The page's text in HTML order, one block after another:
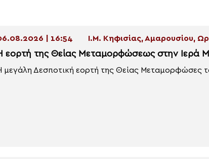
| 16:54 Ι.Μ. Κηφισίας, Αμαρουσίου,
εορτή της Θείας Μεταμορφώσεως στην Ιερά
μεγάλη Δεσποτική εορτή της Θείας Μεταμορφώσες